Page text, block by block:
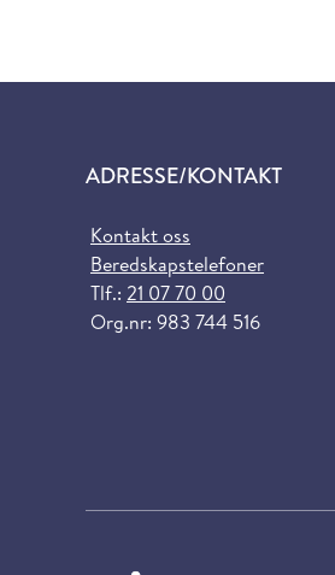
ADRESSE/KONTAKT
Kontakt oss
Beredskapstelefoner
Tlf.: 21 07 70 00
Org.nr: 983 744 516